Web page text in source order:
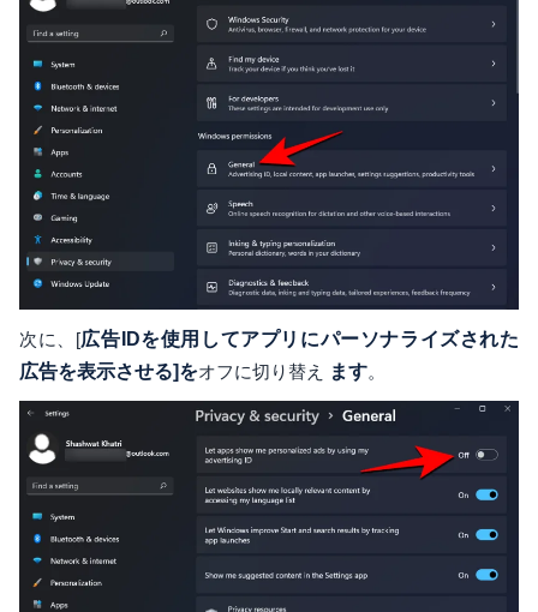
次に、[広告IDを使用してアプリにパーソナライズされた
広告を表示させる]をオフに切り替え ます。